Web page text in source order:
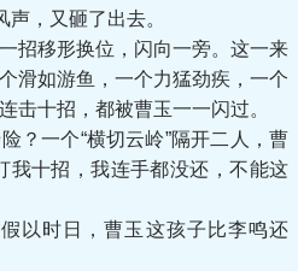
声，又砸了出去。
移形换位，闪向一旁。这一来
滑如游鱼，一个力猛劲疾，一个
击十招，都被曹玉一一闪过。
一个“横切云岭”隔开二人，曹
我十招，我连手都没还，不能这
时日，曹玉这孩子比李鸣还